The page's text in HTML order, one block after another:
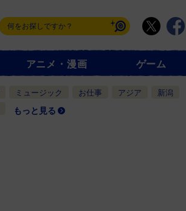
アニメ・漫画 ゲーム
ミュージック お仕事 アジア
新潟
もっと見る